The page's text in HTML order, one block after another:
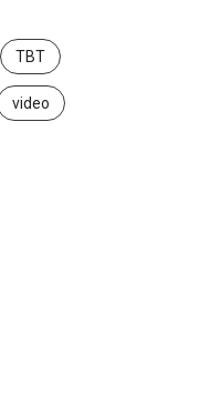
TBT
video